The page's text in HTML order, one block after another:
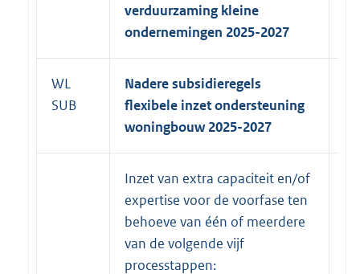
verduurzaming kleine
ondernemingen 2025-2027
WL
SUB
Nadere subsidieregels
flexibele inzet ondersteuning
woningbouw 2025-2027
Inzet van extra capaciteit en/of
expertise voor de voorfase ten
behoeve van één of meerdere
van de volgende vijf
processtappen: